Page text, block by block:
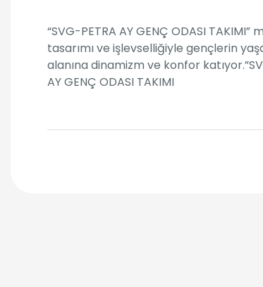
“SVG-PETRA AY GENÇ ODASI TAKIMI”
tasarımı ve işlevselliğiyle gençlerin
alanına dinamizm ve konfor
AY GENÇ ODASI TAKIMI